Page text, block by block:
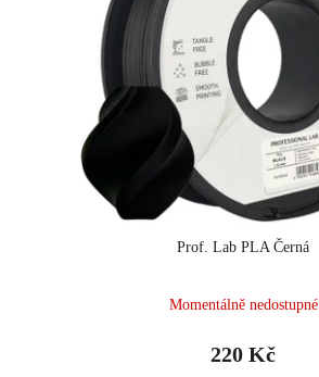
Prof. Lab PLA Černá
Momentálně nedostupné
220 Kč